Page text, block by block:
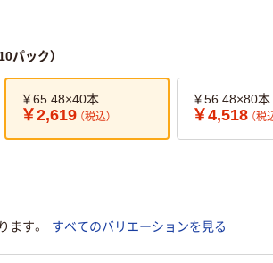
パック）
￥65.48×40本
￥2,619 （税込）
￥56.48×80本
￥4,518 （税
ます。
すべてのバリエーションを見る